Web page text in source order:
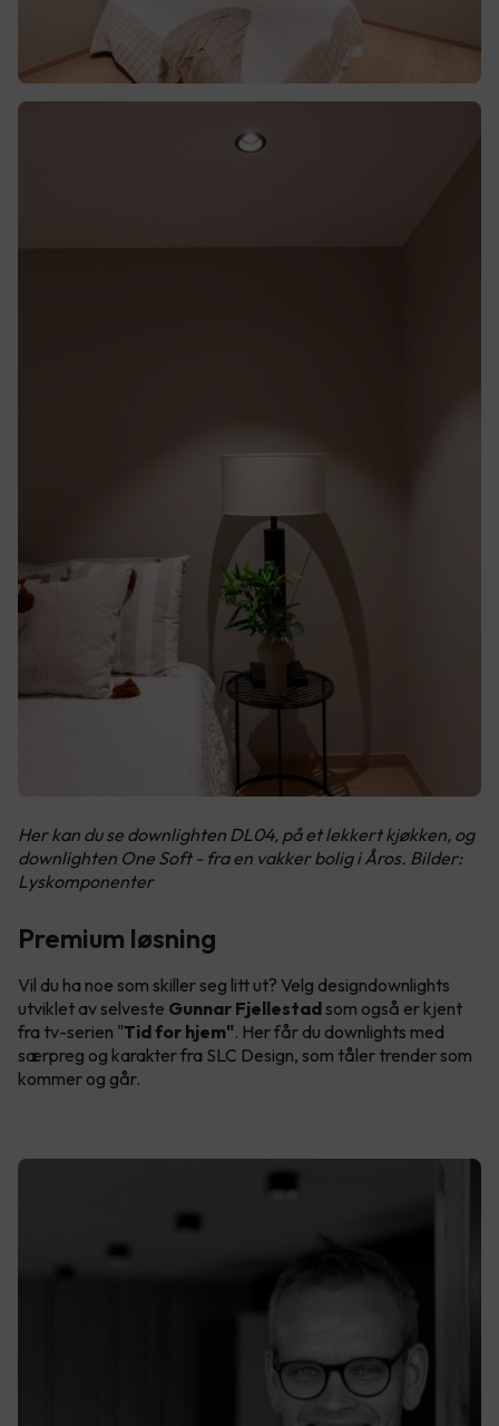
Her kan du se downlighten DL04, på et lekkert kjøkken, og
downlighten One Soft - fra en vakker bolig i Åros. Bilder:
Lyskomponenter
Premium løsning
Vil du ha noe som skiller seg litt ut? Velg designdownlights
utviklet av selveste Gunnar Fjellestadsom også er kjent
fra tv-serien "Tid for hjem". Her får du downlights med
særpreg og karakter fra SLC Design, som tåler trender som
kommer og går.